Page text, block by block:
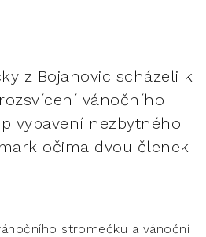
z Bojanovic scházeli k
vánočního
vybavení nezbytného
očima dvou členek
stromečku a vánoční